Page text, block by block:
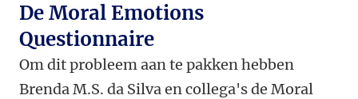
De Moral Emotions
Questionnaire
Om dit probleem aan te pakken hebben
Brenda M.S. da Silva en collega's de Moral